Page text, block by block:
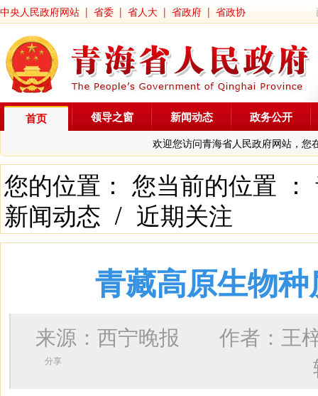
中央人民政府网站 | 省委 | 省人大 | 省政府 | 省政协
首页
欢迎您访问青海省人民政府网站，您
领导之窗 新闻动态 政务公开
您的位置： 您当前的位置 ：
新闻动态 / 近期关注
青藏高原生物
来源：西宁晚报 作者： 王
分享